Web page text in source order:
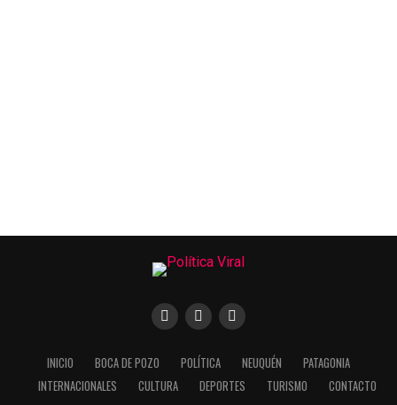
INICIO BOCA DE POZO POLÍTICA NEUQUÉN
PATAGONIA
INTERNACIONALES
CULTURA DEPORTES TURISMO CONTACTO